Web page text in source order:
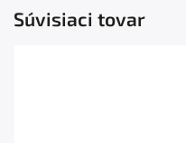
Súvisiaci tovar